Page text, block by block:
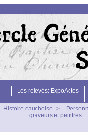
Les relevés: ExpoActes
Histoire cauchoise >
graveurs et peintres